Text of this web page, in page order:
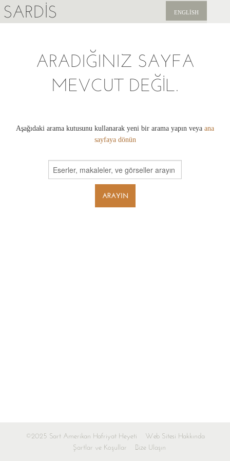
SARDIS ENGLISH
ARADIĞINIZ SAYFA
MEVCUT DEĞIL.
Aşağıdaki arama kutusunu kullanarak yeni bir arama yapın veya ana
sayfaya dönün
©2025 Sart Amerikan Hafriyat Heyeti
Web Sitesi Hakkında
Şartlar ve Koşullar
Bize Ulaşın